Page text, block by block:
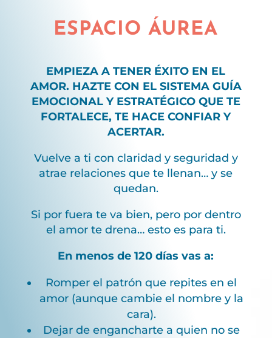
ESPACIO ÁUREA
EMPIEZA A TENER ÉXITO EN EL
AMOR. HAZTE CON EL SISTEMA GUÍA
EMOCIONAL Y ESTRATÉGICO QUE TE
FORTALECE, TE HACE CONFIAR Y
ACERTAR.
Vuelve a ti con claridad y seguridad y
atrae relaciones que te llenan… y se
quedan.
Si por fuera te va bien, pero por dentro
el amor te drena… esto es para ti.
En menos de 120 días vas a:
Romper el patrón que repites en el
amor (aunque cambie el nombre y la
cara).
Dejar de engancharte a quien no se